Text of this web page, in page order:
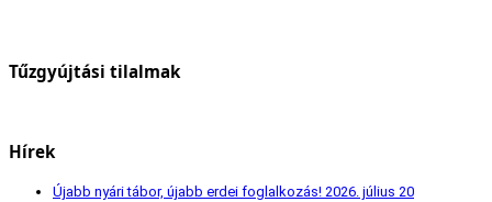
Tűzgyújtási tilalmak
Hírek
Újabb nyári tábor, újabb erdei foglalkozás! 2026. július 20